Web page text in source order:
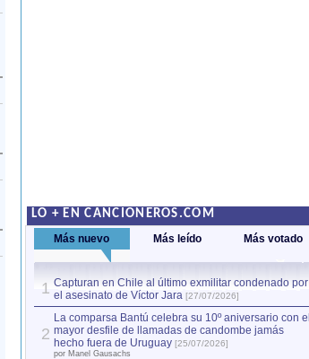
LO + EN CANCIONEROS.COM
Más nuevo Más leído Más votado
1 Capturan en Chile al último exmilitar condenado por
el asesinato de Víctor Jara [27/07/2026]
2
La comparsa Bantú celebra su 10º aniversario con el
mayor desfile de llamadas de candombe jamás
hecho fuera de Uruguay [25/07/2026]
por Manel Gausachs